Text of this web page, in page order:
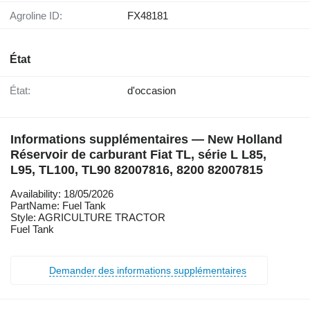
Agroline ID: FX48181
État
État: d'occasion
Informations supplémentaires — New Holland
Réservoir de carburant Fiat TL, série L L85,
L95, TL100, TL90 82007816, 8200 82007815
Availability: 18/05/2026
PartName: Fuel Tank
Style: AGRICULTURE TRACTOR
Fuel Tank
Demander des informations supplémentaires